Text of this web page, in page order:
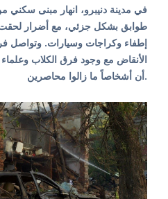
في مدينة دنيبرو، انهار مبنى سكني
طوابق بشكل جزئي، مع أضرار
إطفاء وكراجات وسيارات. وتواصل
الأنقاض مع وجود فرق الكلاب
أن أشخاصاً ما زالوا محاصرين.